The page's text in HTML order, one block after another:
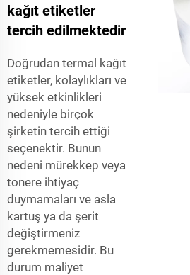
kağıt etiketler
tercih edilmektedir
Doğrudan termal kağıt
etiketler, kolaylıkları ve
yüksek etkinlikleri
nedeniyle birçok
şirketin tercih ettiği
seçenektir. Bunun
nedeni mürekkep veya
tonere ihtiyaç
duymamaları ve asla
kartuş ya da şerit
değiştirmeniz
gerekmemesidir. Bu
durum maliyet